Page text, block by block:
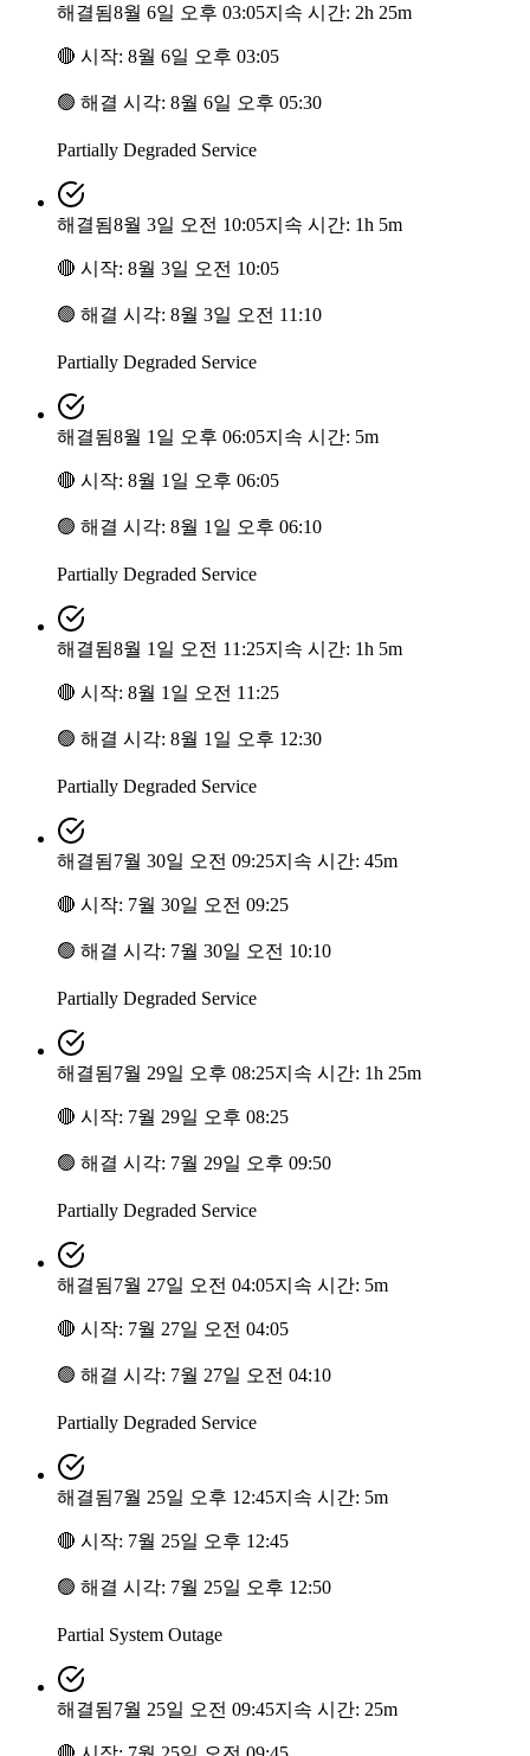
해결됨8월 6일 오후 03:05지속 시간: 2h 25m
🔴 시작: 8월 6일 오후 03:05
🟢 해결 시각: 8월 6일 오후 05:30
Partially Degraded Service
해결됨8월 3일 오전 10:05지속 시간: 1h 5m
🔴 시작: 8월 3일 오전 10:05
🟢 해결 시각: 8월 3일 오전 11:10
Partially Degraded Service
해결됨8월 1일 오후 06:05지속 시간: 5m
🔴 시작: 8월 1일 오후 06:05
🟢 해결 시각: 8월 1일 오후 06:10
Partially Degraded Service
해결됨8월 1일 오전 11:25지속 시간: 1h 5m
🔴 시작: 8월 1일 오전 11:25
🟢 해결 시각: 8월 1일 오후 12:30
Partially Degraded Service
해결됨7월 30일 오전 09:25지속 시간: 45m
🔴 시작: 7월 30일 오전 09:25
🟢 해결 시각: 7월 30일 오전 10:10
Partially Degraded Service
해결됨7월 29일 오후 08:25지속 시간: 1h 25m
🔴 시작: 7월 29일 오후 08:25
🟢 해결 시각: 7월 29일 오후 09:50
Partially Degraded Service
해결됨7월 27일 오전 04:05지속 시간: 5m
🔴 시작: 7월 27일 오전 04:05
🟢 해결 시각: 7월 27일 오전 04:10
Partially Degraded Service
해결됨7월 25일 오후 12:45지속 시간: 5m
🔴 시작: 7월 25일 오후 12:45
🟢 해결 시각: 7월 25일 오후 12:50
Partial System Outage
해결됨7월 25일 오전 09:45지속 시간: 25m